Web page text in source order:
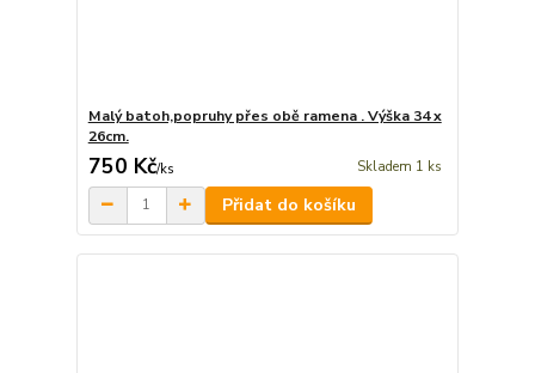
Malý batoh,popruhy přes obě ramena . Výška 34 x
26cm.
750 Kč/ks Skladem 1 ks
Přidat do košíku